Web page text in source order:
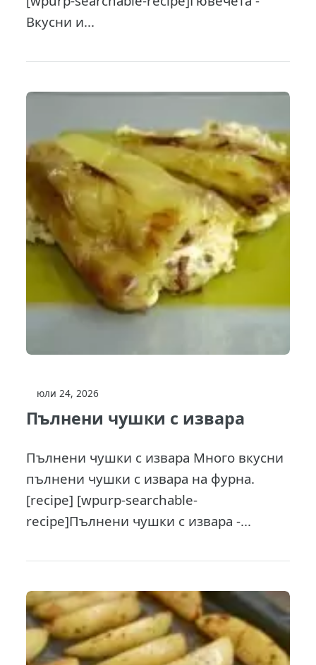
Вкусни и...
юли 24, 2026
Пълнени чушки с извара
Пълнени чушки с извара Много вкусни
пълнени чушки с извара на фурна.
[recipe] [wpurp-searchable-
recipe]Пълнени чушки с извара -...